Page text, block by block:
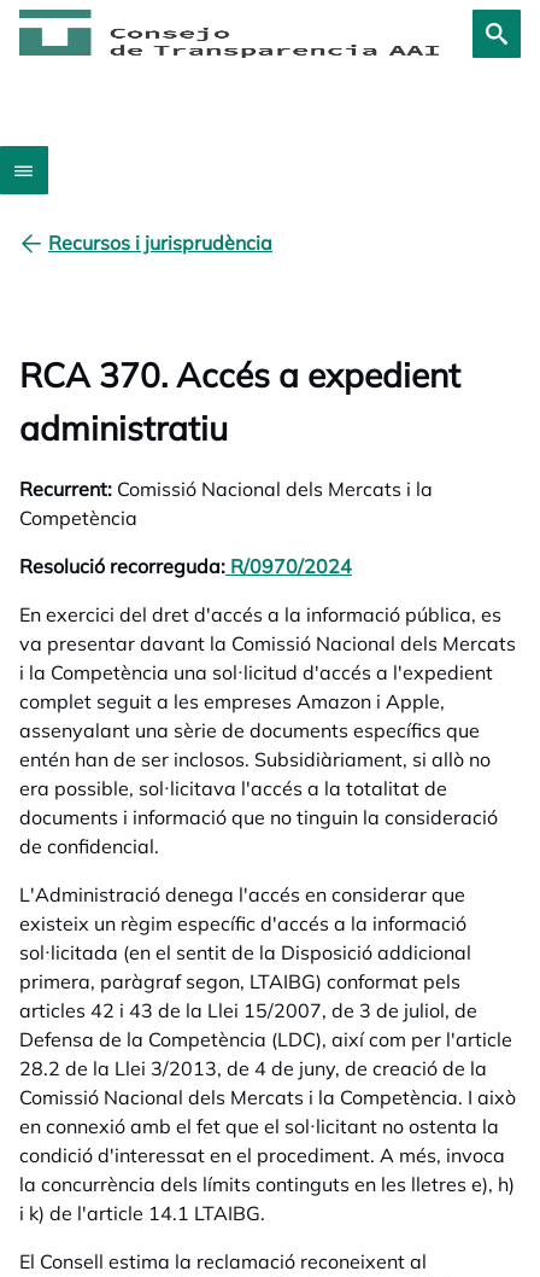
Recursos i jurisprudència
RCA 370. Accés a expedient
administratiu
Recurrent: Comissió Nacional dels Mercats i la
Competència
Resolució recorreguda: R/0970/2024
En exercici del dret d'accés a la informació pública, es
va presentar davant la Comissió Nacional dels Mercats
i la Competència una sol·licitud d'accés a l'expedient
complet seguit a les empreses Amazon i Apple,
assenyalant una sèrie de documents específics que
entén han de ser inclosos. Subsidiàriament, si allò no
era possible, sol·licitava l'accés a la totalitat de
documents i informació que no tinguin la consideració
de confidencial.
L'Administració denega l'accés en considerar que
existeix un règim específic d'accés a la informació
sol·licitada (en el sentit de la Disposició addicional
primera, paràgraf segon, LTAIBG) conformat pels
articles 42 i 43 de la Llei 15/2007, de 3 de juliol, de
Defensa de la Competència (LDC), així com per l'article
28.2 de la Llei 3/2013, de 4 de juny, de creació de la
Comissió Nacional dels Mercats i la Competència. I això
en connexió amb el fet que el sol·licitant no ostenta la
condició d'interessat en el procediment. A més, invoca
la concurrència dels límits continguts en les lletres e), h)
i k) de l'article 14.1 LTAIBG.
El Consell estima la reclamació reconeixent al